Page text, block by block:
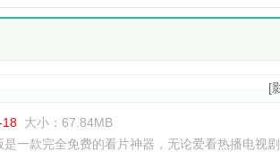
[
18 大小：67.84MB
一款完全免费的看片神器，无论爱看热播电视